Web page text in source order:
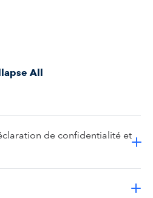
All
de confidentialité et